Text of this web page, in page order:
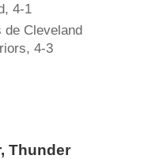
4-1
Cleveland
4-3
Thunder